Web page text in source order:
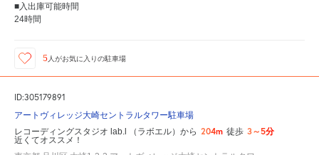
■入出庫可能時間
24時間
5人がお気に入りの駐車場
ID:305179891
アートヴィレッジ大崎セントラルタワー駐車場
レコーディングスタジオ lab.l （ラボエル）から 204m 徒歩 3～5分
近くてオススメ！